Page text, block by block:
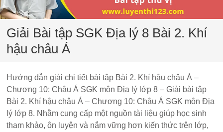
Giải Bài tập SGK Địa lý 8 Bài 2. Khí
hậu châu Á
Hướng dẫn giải chi tiết bài tập Bài 2. Khí hậu châu Á –
Chương 10: Châu Á SGK môn Địa lý lớp 8 – Giải bài tập
Bài 2. Khí hậu châu Á – Chương 10: Châu Á SGK môn Địa
lý lớp 8. Nhằm cung cấp một nguồn tài liệu giúp học sinh
tham khảo, ôn luyện và nắm vững hơn kiến thức trên lớp,